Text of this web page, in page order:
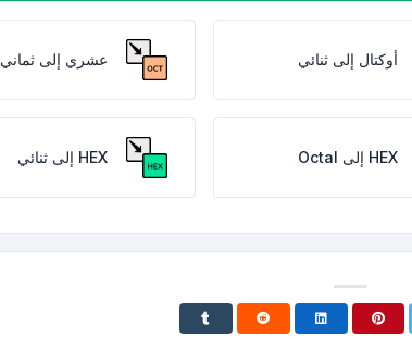
أوكتال إلى ثنائي عشري إلى ثماني
HEX إلى Octal HEX إلى ثنائي